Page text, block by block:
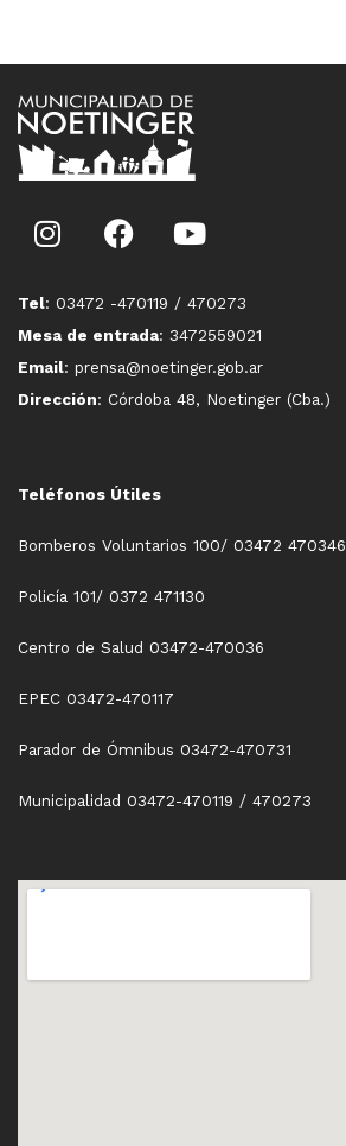
Tel: 03472 -470119 / 470273
Mesa de entrada: 3472559021
Email: prensa@noetinger.gob.ar
Dirección: Córdoba 48, Noetinger (Cba.)
Teléfonos Útiles
Bomberos Voluntarios 100/ 03472 470346
Policía 101/ 0372 471130
Centro de Salud 03472-470036
EPEC 03472-470117
Parador de Ómnibus 03472-470731
Municipalidad 03472-470119 / 470273